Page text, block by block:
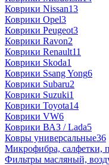
Коврики Nissan13
Коврики Opel3
Коврики Peugeot3
Коврики Ravon2
Коврики Renault11
Коврики Skoda1
Коврики Ssang Yong6
Коврики Subaru2
Коврики Suzuki1
Коврики Toyota14
Коврики VW6
Коврики ВАЗ / Lada5
Ковры универсальные36
Микрофибра, салфетки,
Фильтры масляный,